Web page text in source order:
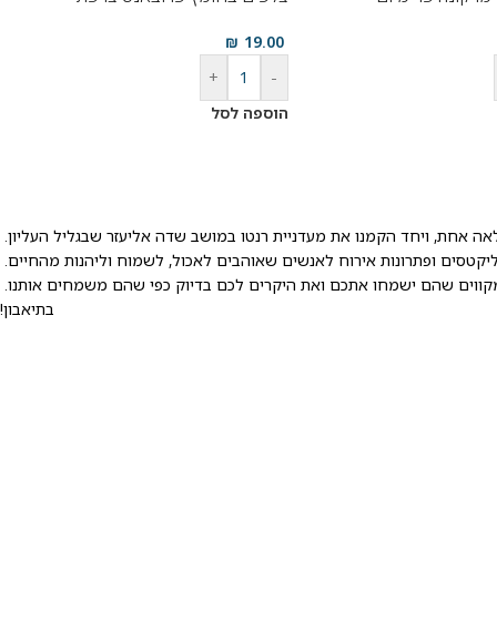
19.00
₪
-
+
הוספה לסל
אחת, ויחד הקמנו את מעדניית רנטו במושב שדה אליעזר שבגליל העליון.
שהם ישמחו אתכם ואת היקרים לכם בדיוק כפי שהם משמחים אותנו.
בתיאבון!